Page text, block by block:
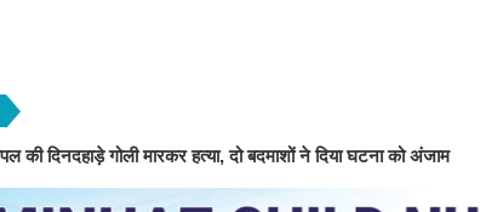
की दिनदहाड़े गोली मारकर हत्या, दो बदमाशों ने दिया घटना को अंजाम